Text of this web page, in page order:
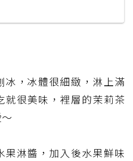
冰，冰體很細緻，淋上滿
就很美味，裡層的茉莉茶
果淋醬，加入後水果鮮味